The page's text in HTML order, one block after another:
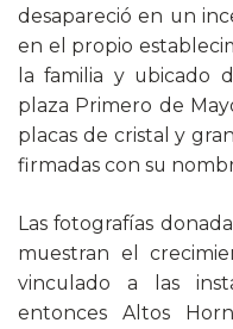
desapareció en un
en el propio
la familia y ubicado
plaza Primero de
placas de cristal y
firmadas con su
Las fotografías
muestran el
vinculado a las
entonces Altos